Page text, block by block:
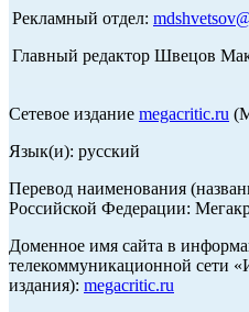
Рекламный отдел:
Главный редактор Швецов
Сетевое издание megacritic.ru
Язык(и): русский
Перевод наименования
Российской Федерации:
Доменное имя сайта в
телекоммуникационной сети
издания): megacritic.ru